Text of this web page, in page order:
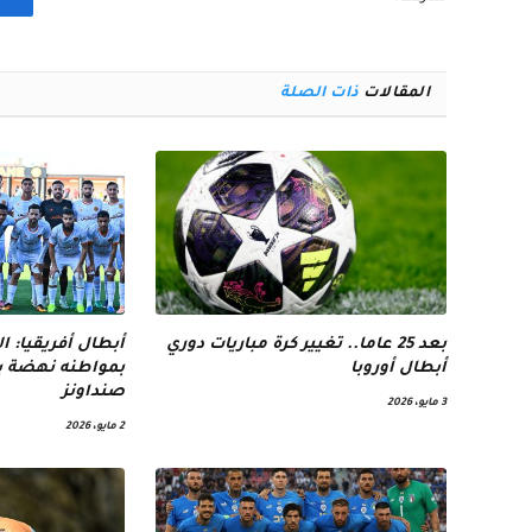
المقالات ذات الصلة
بعد 25 عاما.. تغيير كرة مباريات دوري
أبطال أوروبا
3 مايو، 2026
أبطال
بمواطنه نهضة
صنداونز
2 مايو، 2026